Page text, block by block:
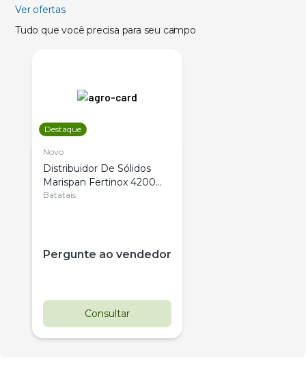
Ver ofertas
Tudo que você precisa para seu campo
Destaque
Novo
Distribuidor De Sólidos
Marispan Fertinox 4200
Citrus
Batatais
Pergunte ao vendedor
Consultar